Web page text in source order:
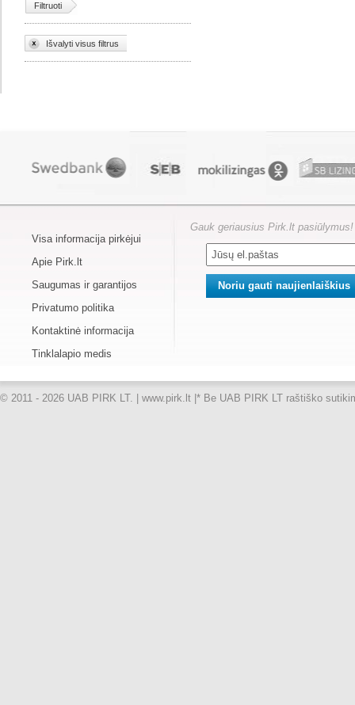
Filtruoti
Išvalyti visus filtrus
Visa informacija pirkėjui
Apie Pirk.lt
Saugumas ir garantijos
Privatumo politika
Kontaktinė informacija
Tinklalapio medis
Gauk geriausius Pirk.lt pasiūlymus!
© 2011 - 2026 UAB PIRK LT. | www.pirk.lt | * Be UAB PIRK LT raštiško